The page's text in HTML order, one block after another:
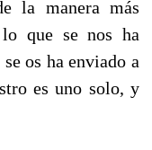
la manera más
lo que se nos ha
os ha enviado a
es uno solo, y